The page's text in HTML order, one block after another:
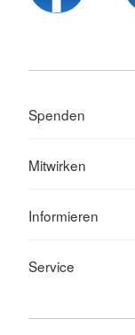
Spenden
Mitwirken
Informieren
Service